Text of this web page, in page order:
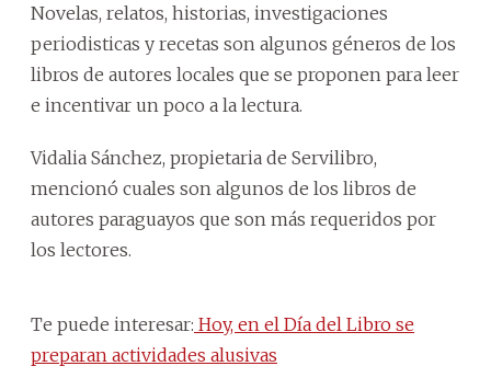
Novelas, relatos, historias, investigaciones
periodisticas y recetas son algunos géneros de los
libros de autores locales que se proponen para leer
e incentivar un poco a la lectura.
Vidalia Sánchez, propietaria de Servilibro,
mencionó cuales son algunos de los libros de
autores paraguayos que son más requeridos por
los lectores.
Te puede interesar: Hoy, en el Día del Libro se
preparan actividades alusivas